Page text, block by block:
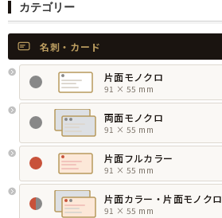
カテゴリー
名刺・カード
片面モノクロ
91 × 55 mm
両面モノクロ
91 × 55 mm
片面フルカラー
91 × 55 mm
片面カラー・片面モノクロ
91 × 55 mm